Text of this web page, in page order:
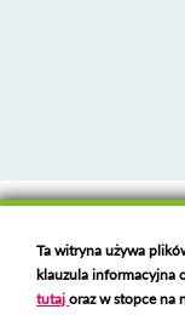
Deklaracja dostępności
Polski serwer RBL
Ta witryna używa
klauzula informacyjna
tutajoraz w stopce na